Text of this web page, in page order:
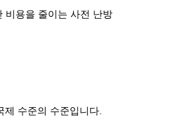
비용을 줄이는 사전 난방
제 수준의 수준입니다.